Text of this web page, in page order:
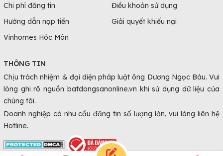
Chi phí đăng tin
Hướng dẫn nạp tiền
Vinhomes Hóc Môn
Điều khoản sử dụng
Giải quyết khiếu nại
THÔNG TIN
Chịu trách nhiệm & đại diện pháp luật ông Dương Ngọc Báu. Vui
lòng ghi rõ nguồn batdongsanonline.vn khi sử dụng dữ liệu của
chúng tôi.
Doanh nghiệp có nhu cầu đăng tin số lượng lớn, vui lòng liên hệ
Hotline.